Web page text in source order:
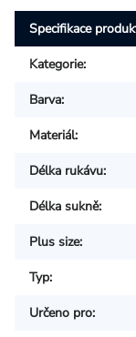
Specifikace
Kategorie:
Barva:
Materiál:
Délka rukávu:
Délka sukně:
Plus size:
Typ:
Určeno pro: